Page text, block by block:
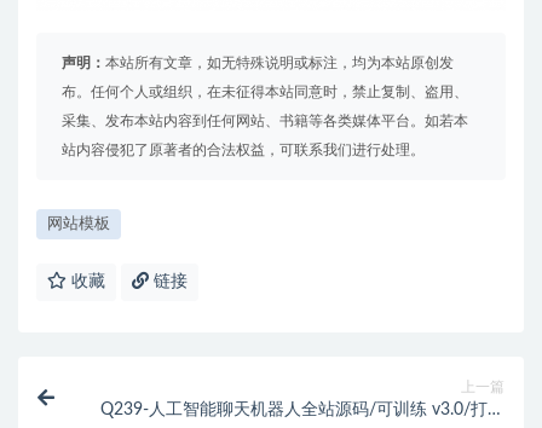
声明： 本站所有文章，如无特殊说明或标注，均为本站原创发
布。任何个人或组织，在未征得本站同意时，禁止复制、盗用、
采集、发布本站内容到任何网站、书籍等各类媒体平台。如若本
站内容侵犯了原著者的合法权益，可联系我们进行处理。
网站模板
收藏 链接
上一篇
Q239-人工智能聊天机器人全站源码/可训练 v3.0/打造